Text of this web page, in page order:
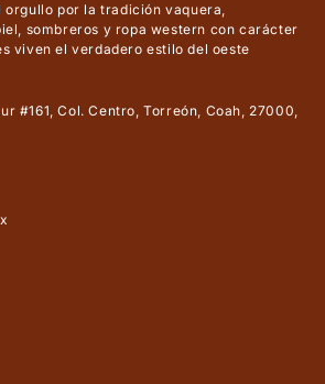
orgullo por la tradición vaquera,
sombreros y ropa western con carácter
viven el verdadero estilo del oeste
#161, Col. Centro, Torreón, Coah, 27000,